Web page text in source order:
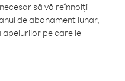
să vă reînnoiți
de abonament lunar,
pe care le